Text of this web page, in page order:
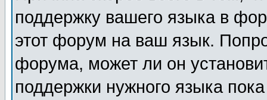
поддержку вашего языка в
этот форум на ваш язык.
форума, может ли он
поддержки нужного языка